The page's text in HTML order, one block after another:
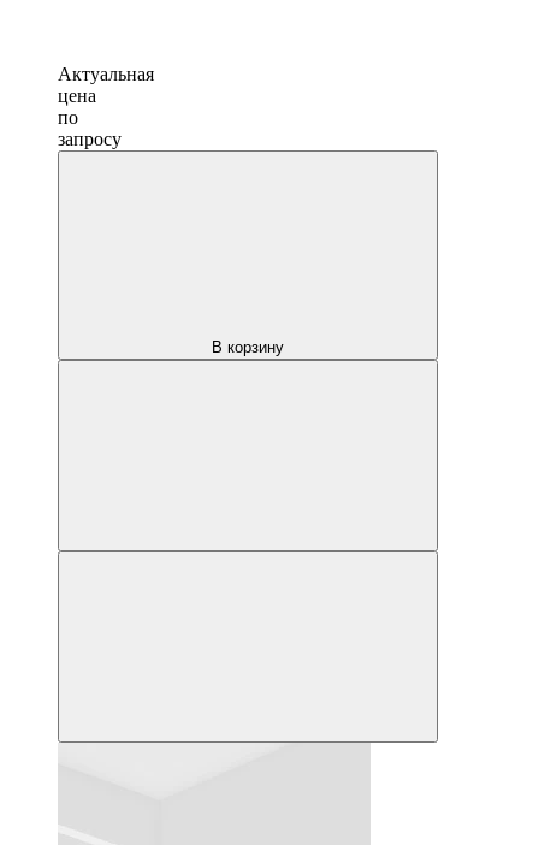
Актуальная
цена
по
запросу
В корзину